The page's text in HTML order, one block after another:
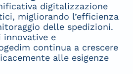
digitalizzazione
migliorando l’efficienza
delle spedizioni.
innovative e
continua a crescere
alle esigenze